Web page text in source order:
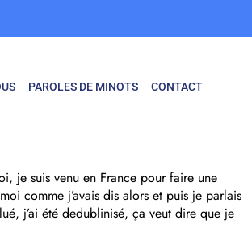
PAROLES DE MINOTS CONTACT
je suis venu en France pour faire une
comme j’avais dis alors et puis je parlais
j’ai été dedublinisé, ça veut dire que je